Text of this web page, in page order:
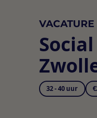
VACATURE
32 - 40 uur